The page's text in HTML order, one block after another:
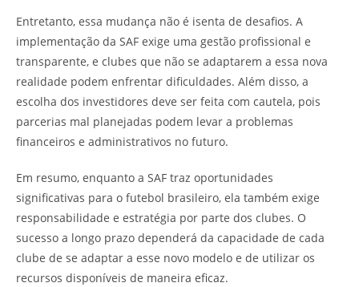
Entretanto, essa mudança não é isenta de desafios. A
implementação da SAF exige uma gestão profissional e
transparente, e clubes que não se adaptarem a essa nova
realidade podem enfrentar dificuldades. Além disso, a
escolha dos investidores deve ser feita com cautela, pois
parcerias mal planejadas podem levar a problemas
financeiros e administrativos no futuro.
Em resumo, enquanto a SAF traz oportunidades
significativas para o futebol brasileiro, ela também exige
responsabilidade e estratégia por parte dos clubes. O
sucesso a longo prazo dependerá da capacidade de cada
clube de se adaptar a esse novo modelo e de utilizar os
recursos disponíveis de maneira eficaz.